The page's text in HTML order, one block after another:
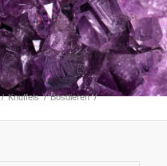
/ Knuffels / Bosdieren /